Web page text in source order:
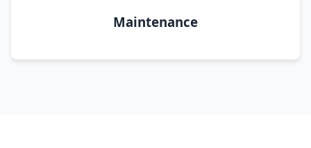
Maintenance